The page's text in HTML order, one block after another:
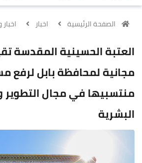
الصفحة الرئيسية اخبار اخبار
العتبة الحسينية المقدسة
مجانية لمحافظة بابل لرفع
منتسبيها في مجال التطوير
البشرية